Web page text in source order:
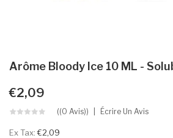
Arôme Bloody Ice 10 ML -
€2,09
((0 Avis)) Écrire Un Avis
Ex Tax:€2,09